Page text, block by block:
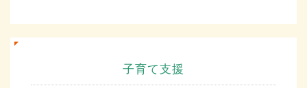
子育て支援